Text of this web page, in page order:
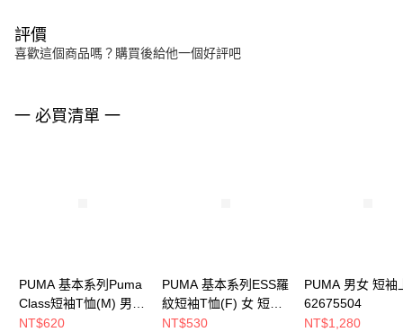
評價
喜歡這個商品嗎？購買後給他一個好評吧
一 必買清單 一
PUMA 基本系列Puma
Class短袖T恤(M) 男
短袖上衣 68821901
NT$620
PUMA 基本系列ESS羅
紋短袖T恤(F) 女 短袖
上衣 68502187
NT$530
PUMA 男女 短袖
62675504
NT$1,280